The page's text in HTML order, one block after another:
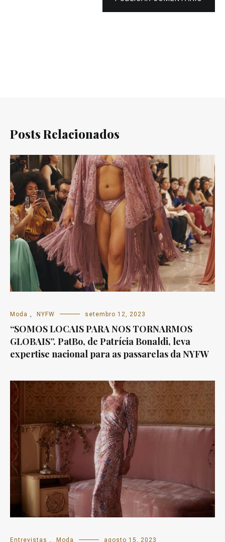
Posts Relacionados
Moda , NYFW setembro 12, 2023
“SOMOS LOCAIS PARA NOS TORNARMOS
GLOBAIS”. PatBo, de Patrícia Bonaldi, leva
expertise nacional para as passarelas da NYFW
Entrevistas , Moda agosto 15, 2023